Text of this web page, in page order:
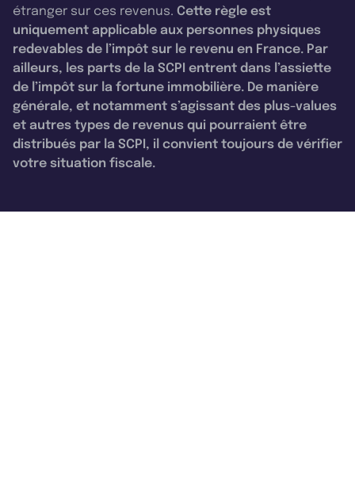
étranger sur ces revenus. Cette règle est
uniquement applicable aux personnes physiques
redevables de l’impôt sur le revenu en France. Par
ailleurs, les parts de la SCPI entrent dans l’assiette
de l’impôt sur la fortune immobilière. De manière
générale, et notamment s’agissant des plus-values
et autres types de revenus qui pourraient être
distribués par la SCPI, il convient toujours de vérifier
votre situation fiscale.